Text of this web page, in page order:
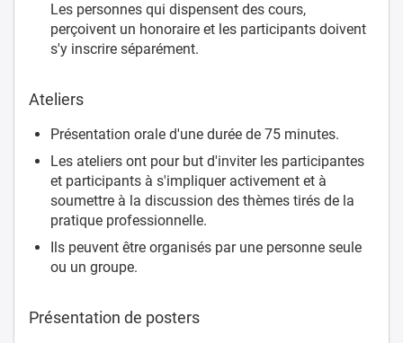
Les personnes qui dispensent des cours,
perçoivent un honoraire et les participants doivent
s'y inscrire séparément.
Ateliers
Présentation orale d'une durée de 75 minutes.
Les ateliers ont pour but d'inviter les participantes
et participants à s'impliquer activement et à
soumettre à la discussion des thèmes tirés de la
pratique professionnelle.
Ils peuvent être organisés par une personne seule
ou un groupe.
Présentation de posters